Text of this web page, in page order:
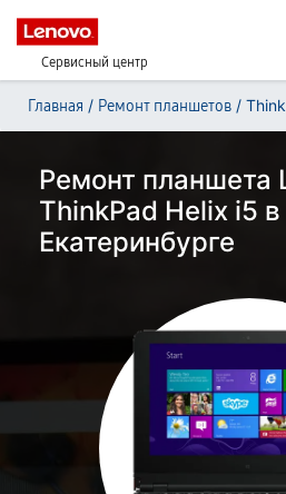
Сервисный центр
Главная / Ремонт планшетов /
Ремонт планшета
ThinkPad Helix i5 в
Екатеринбурге